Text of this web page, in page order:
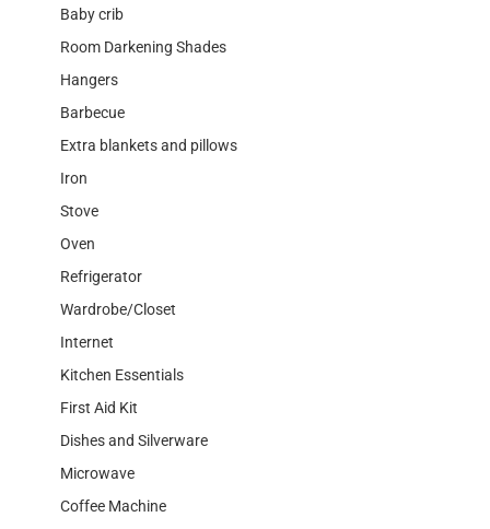
Baby crib
Room Darkening Shades
Hangers
Barbecue
Extra blankets and pillows
Iron
Stove
Oven
Refrigerator
Wardrobe/Closet
Internet
Kitchen Essentials
First Aid Kit
Dishes and Silverware
Microwave
Coffee Machine